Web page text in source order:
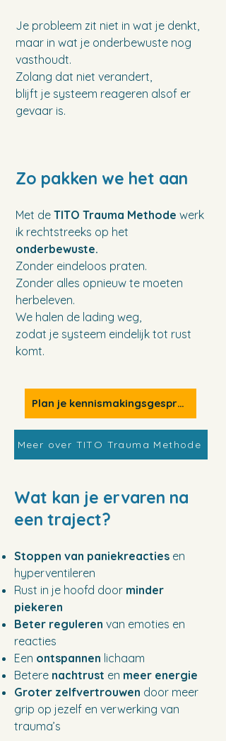
Je probleem zit niet in wat je denkt,
maar in wat je onderbewuste nog
vasthoudt.
Zolang dat niet verandert,
blijft je systeem reageren alsof er
gevaar is.
Zo pakken we het aan
Met de TITO Trauma Methode werk
ik rechtstreeks op het
onderbewuste.
Zonder eindeloos praten.
Zonder alles opnieuw te moeten
herbeleven.
We halen de lading weg,
zodat je systeem eindelijk tot rust
komt.
Plan je kennismakingsgesprek
Meer over TITO Trauma Methode
Wat kan je ervaren na
een traject?
Stoppen van paniekreacties en
hyperventileren
Rust in je hoofd door minder
piekeren
Beter reguleren van emoties en
reacties
Een ontspannen lichaam
Betere nachtrust en meer energie
Groter zelfvertrouwen door meer
grip op jezelf en verwerking van
trauma’s